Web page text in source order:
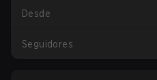
Desde
Seguidores